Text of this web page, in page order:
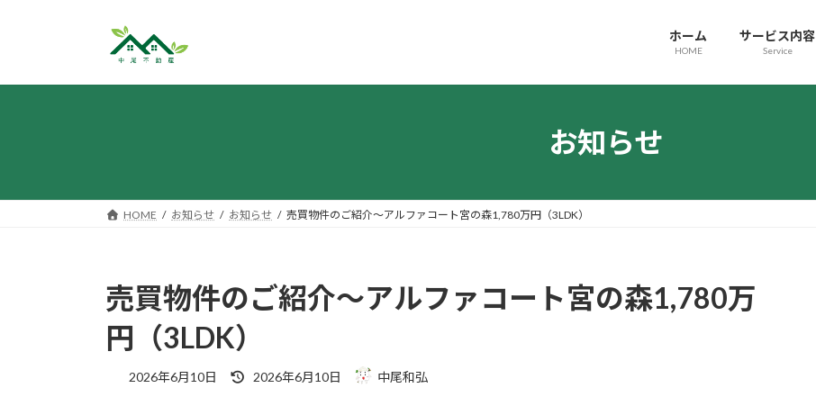
プ
動
ホーム
HOME
サービス内容
Service
お知らせ
HOME お知らせ お知らせ 売買物件のご紹介～アルファコート宮の森1,780万円（3LDK）
売買物件のご紹介～アルファコート宮の森1,780万
円（3LDK）
2026年6月10日
最
2026年6月10日 中尾和弘